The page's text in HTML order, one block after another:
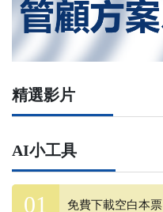
精選影片
AI小工具
免費下載空白本票